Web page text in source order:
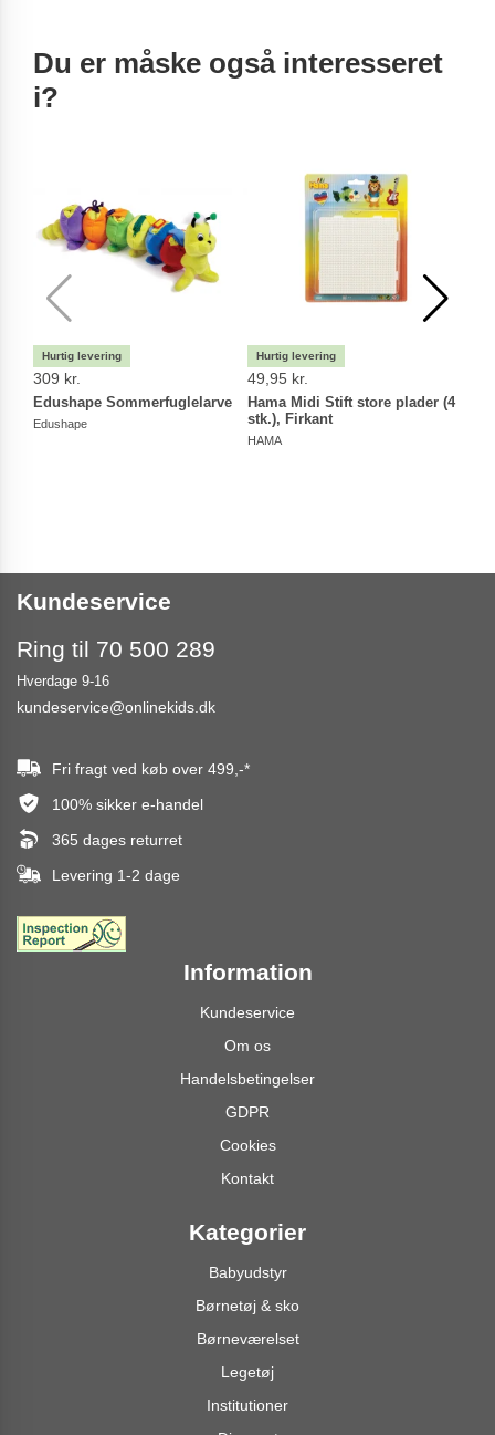
Du er måske også interesseret
i?
309 kr.
Edushape Sommerfuglelarve
Edushape
49,95 kr.
Hama Midi Stift store plader (4
stk.), Firkant
HAMA
Kundeservice
Ring til 70 500 289
Hverdage 9-16
kundeservice@onlinekids.dk
Fri fragt ved køb over 499,-*
100% sikker e-handel
365 dages returret
Levering 1-2 dage
Information
Kundeservice
Om os
Handelsbetingelser
GDPR
Cookies
Kontakt
Kategorier
Babyudstyr
Børnetøj & sko
Børneværelset
Legetøj
Institutioner